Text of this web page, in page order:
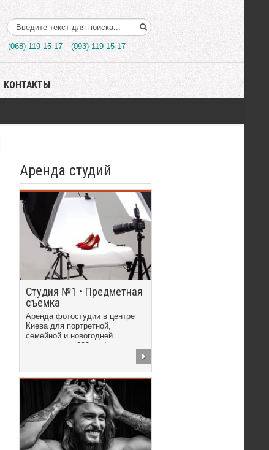
Поиск..
(068) 119-15-17 (093) 119-15-17
КОНТАКТЫ
Аренда студий
Студия №1 • Предметная
съемка
Аренда фотостудии в центре
Киева для портретной,
семейной и новогодней
фотосъемки. 300 грн/час